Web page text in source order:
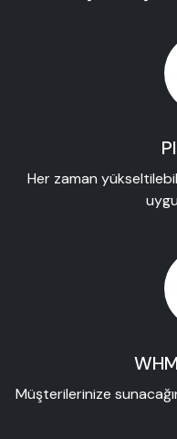
Her zaman
Müşterilerinize